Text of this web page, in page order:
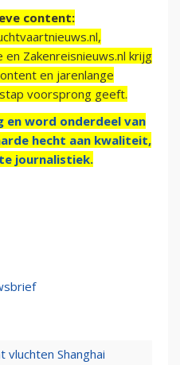
content:
Zakenreisnieuws.nl krijg
en jarenlange
voorsprong geeft.
en word onderdeel van
hecht aan kwaliteit,
journalistiek.
vluchten Shanghai